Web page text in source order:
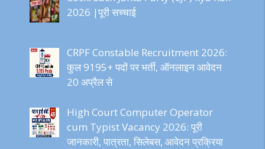
2026 |पूरी सच्चाई
CRPF Constable Recruitment 2026:
कुल 9195+ पदों पर भर्ती, ऑनलाइन आवेदन
20 अप्रैल से
High Court Computer Operator
cum Typist Vacancy 2026: पूरी
जानकारी, पात्रता, सिलेबस, आवेदन प्रक्रिया